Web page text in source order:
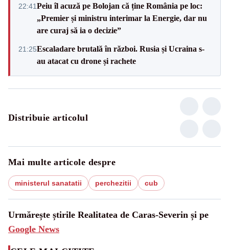
22:41Peiu îl acuză pe Bolojan că ține România pe loc:
„Premier și ministru interimar la Energie, dar nu
are curaj să ia o decizie”
21:25Escaladare brutală în război. Rusia și Ucraina s-
au atacat cu drone și rachete
Distribuie articolul
Mai multe articole despre
ministerul sanatatii perchezitii cub
Urmărește știrile Realitatea de Caras-Severin și pe
Google News